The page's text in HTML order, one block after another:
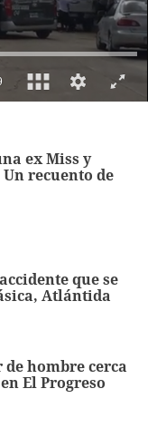
ex Miss y
recuento de
que se
Atlántida
hombre cerca
El Progreso